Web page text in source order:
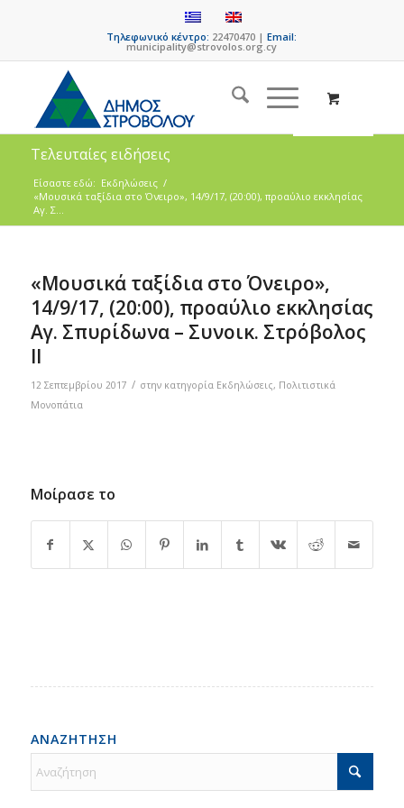
Τηλεφωνικό κέντρο: 22470470 |Email:
municipality@strovolos.org.cy
Τελευταίες ειδήσεις
Είσαστε εδώ: Εκδηλώσεις /
«Μουσικά ταξίδια στο Όνειρο», 14/9/17, (20:00), προαύλιο εκκλησίας
Αγ. Σ...
«Μουσικά ταξίδια στο Όνειρο»,
14/9/17, (20:00), προαύλιο εκκλησίας
Αγ. Σπυρίδωνα – Συνοικ. Στρόβολος
ΙΙ
12 Σεπτεμβρίου 2017 / στην κατηγορία Εκδηλώσεις, Πολιτιστικά
Μονοπάτια
Μοίρασε το
ΑΝΑΖΗΤΗΣΗ